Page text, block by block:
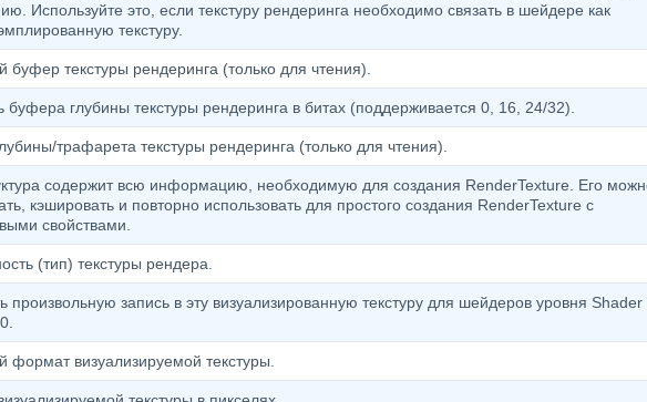
Используйте это, если текстуру рендеринга необходимо связать в шейдере как
текстуру.
буфер текстуры рендеринга (только для чтения).
буфера глубины текстуры рендеринга в битах (поддерживается 0, 16, 24/32).
трафарета текстуры рендеринга (только для чтения).
содержит всю информацию, необходимую для создания RenderTexture. Его
кэшировать и повторно использовать для простого создания RenderTexture с
свойствами.
(тип) текстуры рендера.
произвольную запись в эту визуализированную текстуру для шейдеров уровня Shader
формат визуализируемой текстуры.